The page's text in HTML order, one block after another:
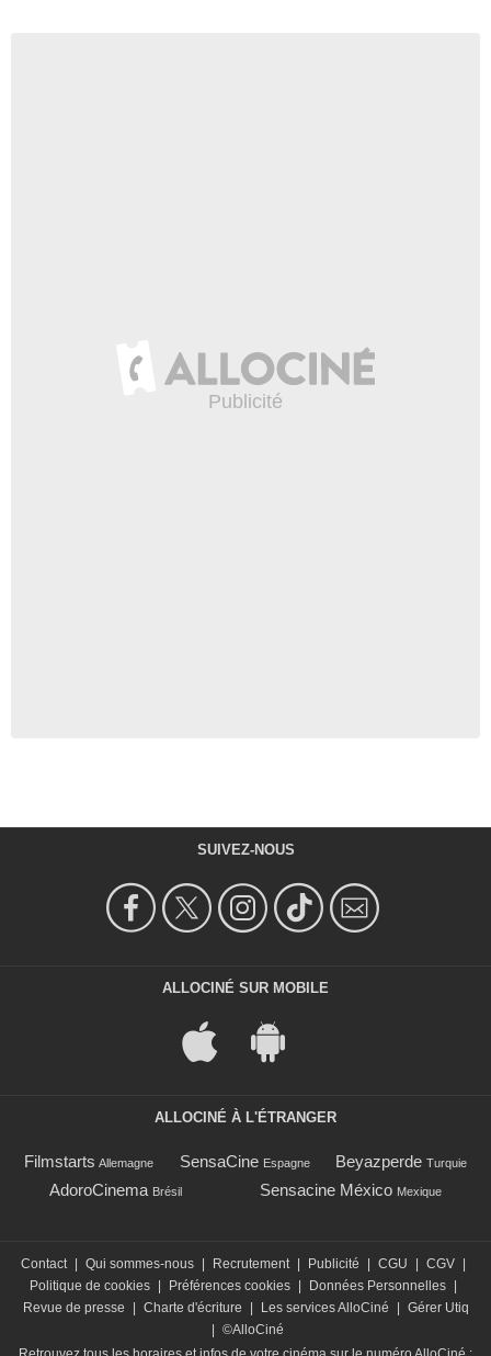
SUIVEZ-NOUS
ALLOCINÉ SUR MOBILE
ALLOCINÉ À L'ÉTRANGER
Filmstarts Allemagne SensaCine Espagne Beyazperde Turquie
AdoroCinema Brésil Sensacine México Mexique
Contact Qui sommes-nous Recrutement Publicité CGU CGV
Politique de cookies
Préférences cookies Données Personnelles
Revue de presse
Charte d'écriture Les services AlloCiné
Gérer Utiq
©AlloCiné